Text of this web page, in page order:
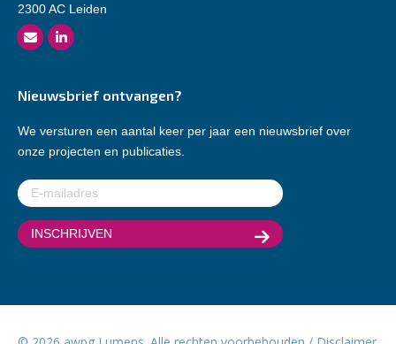
2300 AC Leiden
Nieuwsbrief ontvangen?
We versturen een aantal keer per jaar een nieuwsbrief over
onze projecten en publicaties.
E-
mailadres(Vereist)